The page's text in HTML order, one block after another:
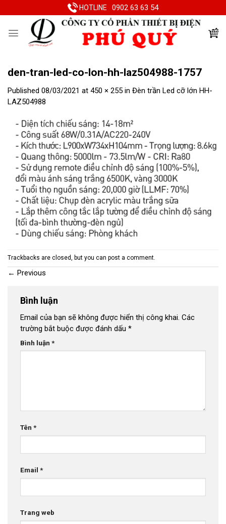
to
HOTLINE 0902 63 63 54
den-tran-led-co-lon-hh-laz504988-1757
Published 08/03/2021 at 450 × 255 in Đèn trần Led cỡ lớn HH-
LAZ504988
Trackbacks are closed, but you can post a comment.
← Previous
Bình luận
Email của bạn sẽ không được hiển thị công khai. Các
trường bắt buộc được đánh dấu *
Bình luận *
Tên *
Email *
Trang web